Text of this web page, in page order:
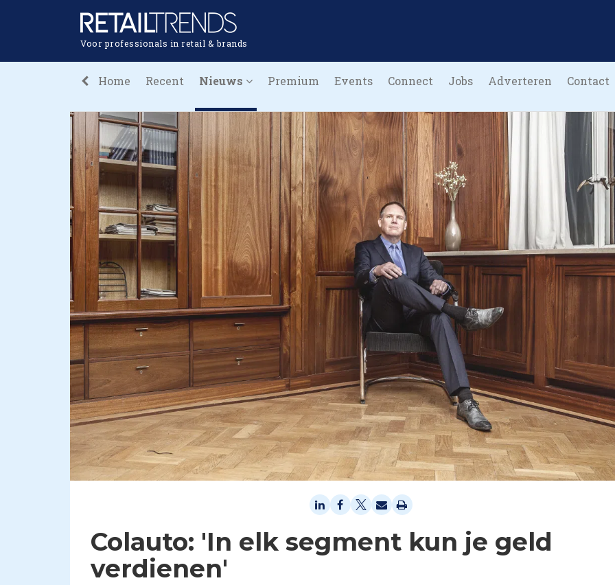
Voor professionals in retail & brands
Home Recent Nieuws Premium Events Connect Jobs Adverteren Contact
Colauto: 'In elk segment kun je geld
verdienen'